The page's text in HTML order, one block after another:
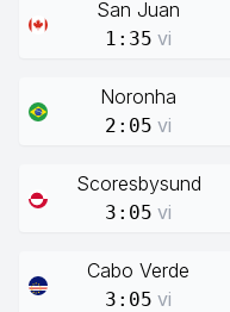
San Juan
1:35 vi
Noronha
2:05 vi
Scoresbysund
3:05 vi
Cabo Verde
3:05 vi